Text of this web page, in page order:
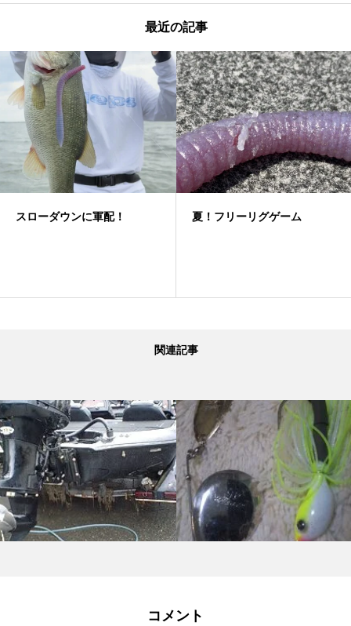
最近の記事
スローダウンに軍配！ 夏！フリーリグゲーム
関連記事
コメント